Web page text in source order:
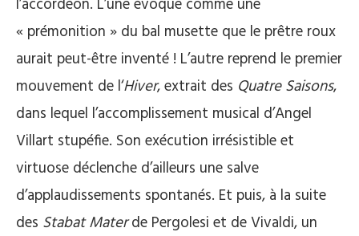
« prémonition » du bal musette que le prêtre roux
aurait peut-être inventé ! L’autre reprend le premier
mouvement de l‘Hiver, extrait des Quatre Saisons,
dans lequel l’accomplissement musical d’Angel
Villart stupéfie. Son exécution irrésistible et
virtuose déclenche d’ailleurs une salve
d’applaudissements spontanés. Et puis, à la suite
des Stabat Materde Pergolesi et de Vivaldi, un